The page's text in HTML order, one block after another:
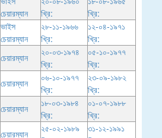
চেয়ারম্যান
খ্রি:
খ্রি:
ভাইস
চেয়ারম্যান
২৮-১১-১৯৬৬
খ্রি:
১২-০৪-১৯৭১
খ্রি:
চেয়ারম্যান
২০-০৩-১৯৭৪
খ্রি:
০৫-১০-১৯৭৭
খ্রি:
চেয়ারম্যান
০৬-১০-১৯৭৭
খ্রি:
২৩-০৯-১৯৮২
খ্রি:
চেয়ারম্যান
১৮-০৩-১৯৮৪
খ্রি:
০১-০৭-১৯৮৮
খ্রি:
চেয়ারম্যান
২৫-০২-১৯৮৯
৩১-১২-১৯৯১